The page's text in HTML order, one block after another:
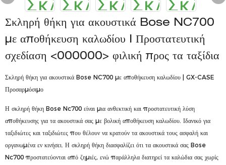
Σκληρή θήκη για ακουστικά Bose NC700
με αποθήκευση καλωδίου | Προστατευτική
σχεδίαση <000000> φιλική προς τα ταξίδια
Σκληρή θήκη για ακουστικά Bose NC700 με αποθήκευση καλωδίου | GX-CASE
Προσαρμόσιμο
Η σκληρή θήκη Bose Nc700 είναι μια ανθεκτική και προστατευτική λύση
αποθήκευσης για τα ακουστικά σας με βολική αποθήκευση καλωδίου. Ιδανικό για
ταξιδιώτες και ταξιδιώτες που θέλουν να κρατούν τα ακουστικά τους ασφαλή και
οργανωμένα εν κινήσει. Η σκληρή θήκη διασφαλίζει ότι τα ακουστικά σας Bose
Nc700 προστατεύονται από ζημιές, ενώ παράλληλα διατηρεί τα καλώδια σας χωρίς